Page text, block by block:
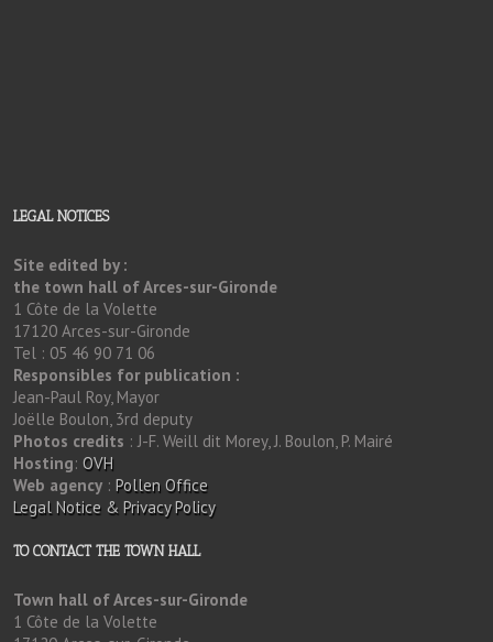
LEGAL NOTICES
Site edited by :
the town hall of Arces-sur-Gironde
1 Côte de la Volette
17120 Arces-sur-Gironde
Tel : 05 46 90 71 06
Responsibles for publication :
Jean-Paul Roy, Mayor
Joëlle Boulon, 3rd deputy
Photos credits : J-F. Weill dit Morey, J. Boulon, P. Mairé
Hosting: OVH
Web agency : Pollen Office
Legal Notice & Privacy Policy
TO CONTACT THE TOWN HALL
Town hall of Arces-sur-Gironde
1 Côte de la Volette